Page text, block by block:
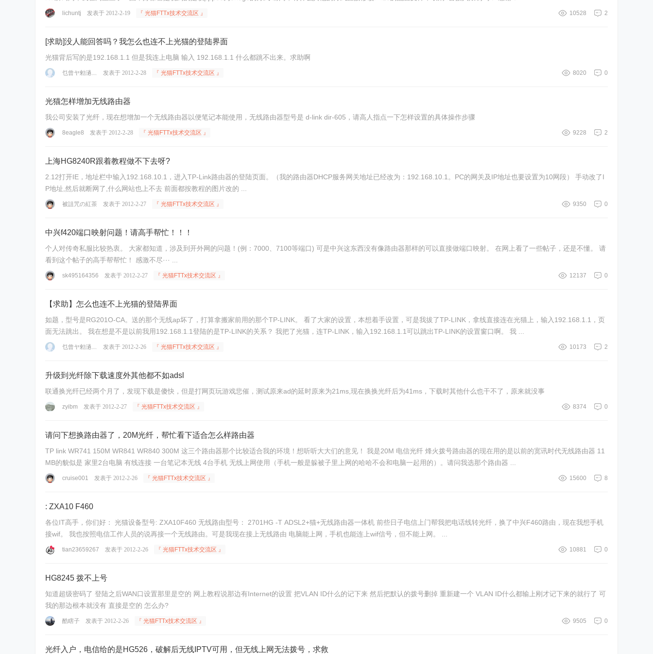
2
10528
lichuntj 发表于 2012-2-19 『 光猫FTTx技术交流区 』
[求助]没人能回答吗？我怎么也连不上光猫的登陆界面
光猫背后写的是192.168.1.1 但是我连上电脑 输入 192.168.1.1 什么都跳不出来。求助啊
0
8020
乜曾ヤ勑濄﹏ 发表于 2012-2-28 『 光猫FTTx技术交流区 』
光猫怎样增加无线路由器
我公司安装了光纤，现在想增加一个无线路由器以便笔记本能使用，无线路由器型号是 d-link dir-605，请高人指点一下怎样设置的具体操作步骤
2
9228
8eagle8 发表于 2012-2-28 『 光猫FTTx技术交流区 』
上海HG8240R跟着教程做不下去呀?
2.12打开IE，地址栏中输入192.168.10.1，进入TP-Link路由器的登陆页面。（我的路由器DHCP服务网关地址已经改为：192.168.10.1。PC的网关及IP地址也要设置为10网段） 手动改了I
P地址,然后就断网了,什么网站也上不去 前面都按教程的图片改的 ...
0
9350
被詛咒の紅茶 发表于 2012-2-27 『 光猫FTTx技术交流区 』
中兴f420端口映射问题！请高手帮忙！！！
个人对传奇私服比较热衷。 大家都知道，涉及到开外网的问题！(例：7000、7100等端口) 可是中兴这东西没有像路由器那样的可以直接做端口映射。 在网上看了一些帖子，还是不懂。 请
看到这个帖子的高手帮帮忙！ 感激不尽··· ...
0
12137
sk495164356 发表于 2012-2-27 『 光猫FTTx技术交流区 』
【求助】怎么也连不上光猫的登陆界面
如题，型号是RG201O-CA。送的那个无线ap坏了，打算拿搬家前用的那个TP-LINK。 看了大家的设置，本想着手设置，可是我拔了TP-LINK，拿线直接连在光猫上，输入192.168.1.1，页
面无法跳出。 我在想是不是以前我用192.168.1.1登陆的是TP-LINK的关系？ 我把了光猫，连TP-LINK，输入192.168.1.1可以跳出TP-LINK的设置窗口啊。 我 ...
2
10173
乜曾ヤ勑濄﹏ 发表于 2012-2-26 『 光猫FTTx技术交流区 』
升级到光纤除下载速度外其他都不如adsl
联通换光纤已经两个月了，发现下载是傻快，但是打网页玩游戏悲催，测试原来ad的延时原来为21ms,现在换换光纤后为41ms，下载时其他什么也干不了，原来就没事
0
8374
zyibm 发表于 2012-2-27 『 光猫FTTx技术交流区 』
请问下想换路由器了，20M光纤，帮忙看下适合怎么样路由器
TP link WR741 150M WR841 WR840 300M 这三个路由器那个比较适合我的环境！想听听大大们的意见！ 我是20M 电信光纤 烽火拨号路由器的现在用的是以前的宽讯时代无线路由器 11
MB的貌似是 家里2台电脑 有线连接 一台笔记本无线 4台手机 无线上网使用（手机一般是躲被子里上网的哈哈不会和电脑一起用的）。请问我选那个路由器 ...
8
15600
cruise001 发表于 2012-2-26 『 光猫FTTx技术交流区 』
: ZXA10 F460
各位IT高手，你们好： 光猫设备型号: ZXA10F460 无线路由型号： 2701HG -T ADSL2+猫+无线路由器一体机 前些日子电信上门帮我把电话线转光纤，换了中兴F460路由，现在我想手机
0
10881
tian23659267 发表于 2012-2-26 『 光猫FTTx技术交流区 』
HG8245 拨不上号
知道超级密码了 登陆之后WAN口设置那里是空的 网上教程说那边有Internet的设置 把VLAN ID什么的记下来 然后把默认的拨号删掉 重新建一个 VLAN ID什么都输上刚才记下来的就行了 可
我的那边根本就没有 直接是空的 怎么办?
0
9505
酷瞎子 发表于 2012-2-26 『 光猫FTTx技术交流区 』
光纤入户，电信给的是HG526，破解后无线IPTV可用，但无线上网无法拨号，求救